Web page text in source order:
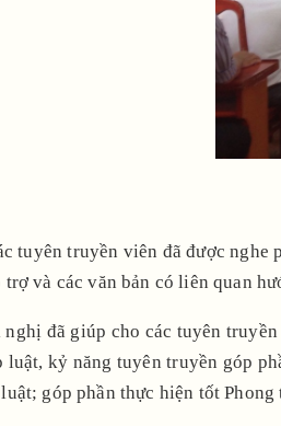
tuyên truyền viên đã được nghe
trợ và các văn bản có liên quan
đã giúp cho các tuyên
luật, kỷ năng tuyên truyền góp
góp phần thực hiện tốt